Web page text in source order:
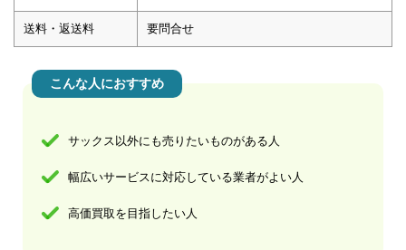
送料・返送料 要問合せ
こんな人におすすめ
サックス以外にも売りたいものがある人
幅広いサービスに対応している業者がよい人
高価買取を目指したい人